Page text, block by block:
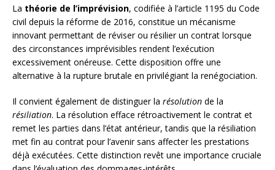
La théorie de l’imprévision, codifiée à l’article 1195 du Code
civil depuis la réforme de 2016, constitue un mécanisme
innovant permettant de réviser ou résilier un contrat lorsque
des circonstances imprévisibles rendent l’exécution
excessivement onéreuse. Cette disposition offre une
alternative à la rupture brutale en privilégiant la renégociation.
Il convient également de distinguer la résolution de la
résiliation. La résolution efface rétroactivement le contrat et
remet les parties dans l’état antérieur, tandis que la résiliation
met fin au contrat pour l’avenir sans affecter les prestations
déjà exécutées. Cette distinction revêt une importance cruciale